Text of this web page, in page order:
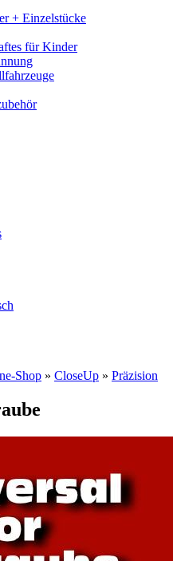
+ Einzelstücke
für Kinder
Shop » CloseUp » Präzision